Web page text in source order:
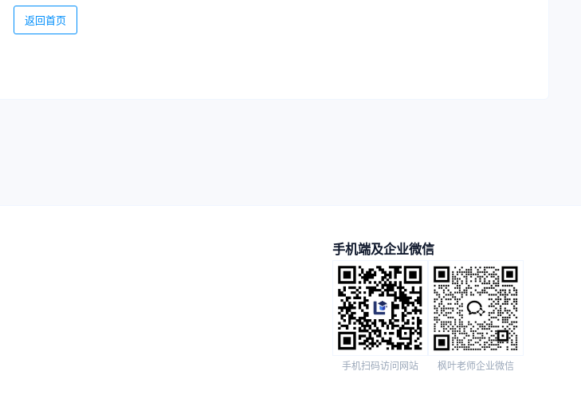
返回首页
手机端及企业微信
手机扫码访问网站 枫叶老师企业微信